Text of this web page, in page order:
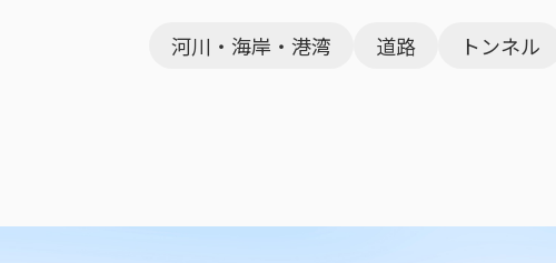
河川・海岸・港湾 道路 トンネル